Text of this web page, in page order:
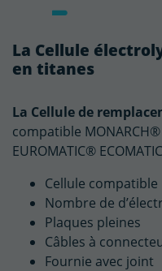
La Cellule
en titanes
La Cellule de
compatible MONARCH®
EUROMATIC®
Cellule compatible
Nombre de
Plaques pleines
Câbles à
Fournie avec joint